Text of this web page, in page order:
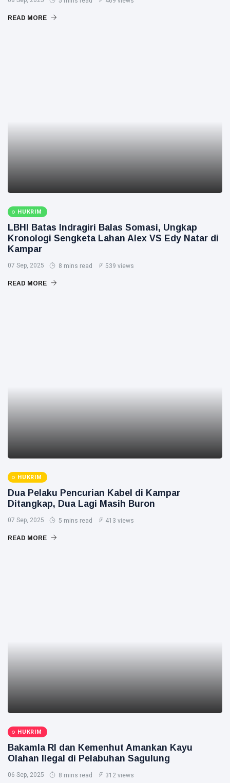
READ MORE
HUKRIM
LBHI Batas Indragiri Balas Somasi, Ungkap
Kronologi Sengketa Lahan Alex VS Edy Natar di
Kampar
07 Sep, 2025 8 mins read 539 views
READ MORE
HUKRIM
Dua Pelaku Pencurian Kabel di Kampar
Ditangkap, Dua Lagi Masih Buron
07 Sep, 2025 5 mins read 413 views
READ MORE
HUKRIM
Bakamla RI dan Kemenhut Amankan Kayu
Olahan Ilegal di Pelabuhan Sagulung
06 Sep, 2025 8 mins read 312 views